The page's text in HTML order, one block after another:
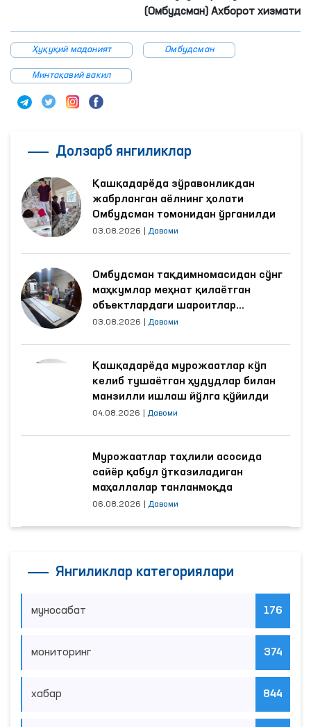
(Омбудсман) Ахборот хизмати
Ҳуқуқий маданият Омбудсман
Минтақавий вакил
Долзарб янгиликлар
Қашқадарёда зўравонликдан
жабрланган аёлнинг ҳолати
Омбудсман томонидан ўрганилди
03.08.2026 Давоми
Омбудсман тақдимномасидан сўнг
маҳкумлар меҳнат қилаётган
объектлардаги шароитлар
яхшиланди
03.08.2026 Давоми
Қашқадарёда мурожаатлар кўп
келиб тушаётган ҳудудлар билан
манзилли ишлаш йўлга қўйилди
04.08.2026 Давоми
Мурожаатлар таҳлили асосида
сайёр қабул ўтказиладиган
маҳаллалар танланмоқда
06.08.2026 Давоми
Янгиликлар категориялари
муносабат 176
мониторинг 374
хабар 844